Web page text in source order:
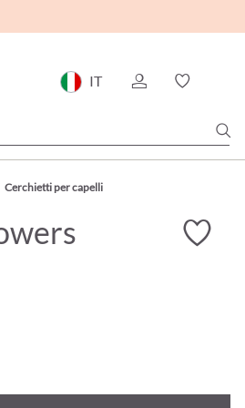
IT
Cerchietti per capelli